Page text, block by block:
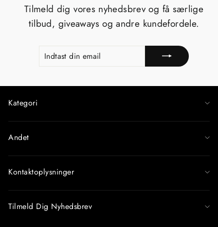
Tilmeld dig vores nyhedsbrev og få særlige
tilbud, giveaways og andre kundefordele.
EMAIL
Kategori
Andet
Kontaktoplysninger
Tilmeld Dig Nyhedsbrev